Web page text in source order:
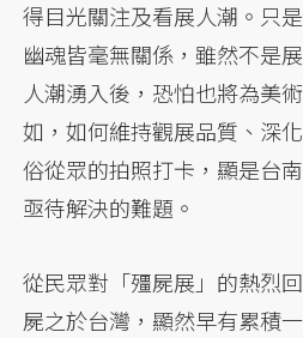
得目光關注及看展人潮。只
幽魂皆毫無關係，雖然不是
人潮湧入後，恐怕也將為美
如，如何維持觀展品質、深
俗從眾的拍照打卡，顯是台
亟待解決的難題。
從民眾對「殭屍展」的熱烈
屍之於台灣，顯然早有累積